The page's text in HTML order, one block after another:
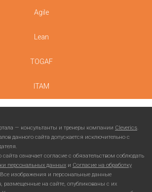
Agile
Lean
TOGAF
ITAM
— консультанты и тренеры компании Cleverics.
данного сайта допускается исключительно с
означает согласие с обязательством соблюдать
персональных данных и Согласие на обработку
изображения и персональные данные
размещенные на сайте, опубликованы с их